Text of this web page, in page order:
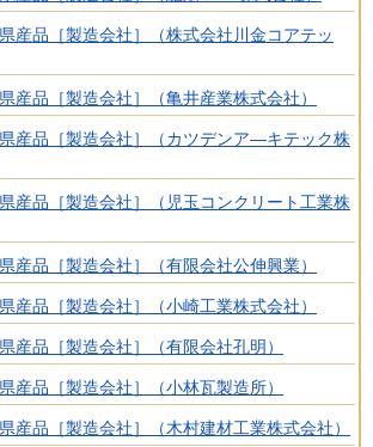
産品［製造会社］（株式会社川金コアテッ
産品［製造会社］（亀井産業株式会社）
産品［製造会社］（カツデンア―キテック株
産品［製造会社］（児玉コンクリート工業株
産品［製造会社］（有限会社公伸興業）
産品［製造会社］（小崎工業株式会社）
産品［製造会社］（有限会社孔明）
産品［製造会社］（小林瓦製造所）
産品［製造会社］（木村建材工業株式会社）